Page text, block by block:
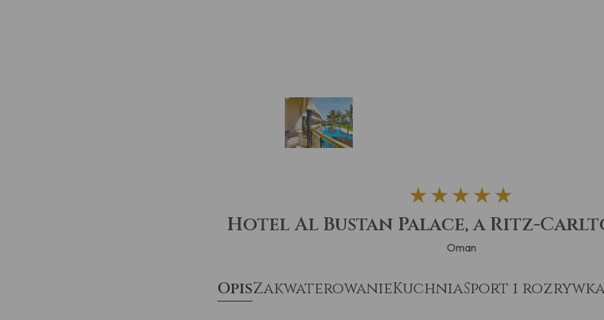
★★★★★
Hotel Al Bustan Palace, a Ritz-
Oman
OpisZakwaterowanieKuchniaSport i